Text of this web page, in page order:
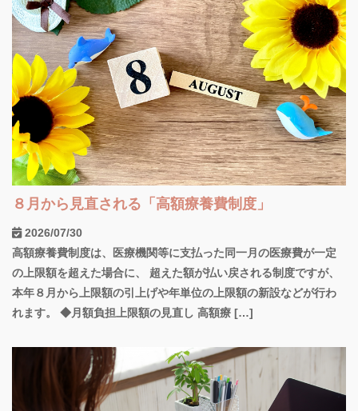
８月から見直される「高額療養費制度」
2026/07/30
高額療養費制度は、医療機関等に支払った同一月の医療費が一定
の上限額を超えた場合に、 超えた額が払い戻される制度ですが、
本年８月から上限額の引上げや年単位の上限額の新設などが行わ
れます。 ◆月額負担上限額の見直し 高額療 […]